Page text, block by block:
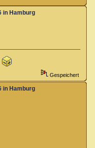
in Hamburg
Gespeichert
in Hamburg